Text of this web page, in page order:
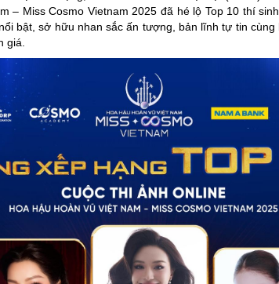
– Miss Cosmo Vietnam 2025 đã hé lộ Top 10 thí
bật, sở hữu nhan sắc ấn tượng, bản lĩnh tự tin cùng
giá.